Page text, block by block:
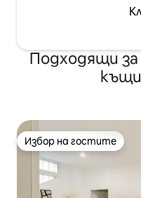
Подходящи
Избор на гостите
Избор на гостите